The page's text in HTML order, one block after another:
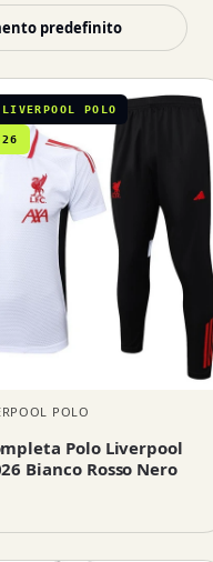
POLO
POLO
Polo Liverpool
Bianco Rosso Nero